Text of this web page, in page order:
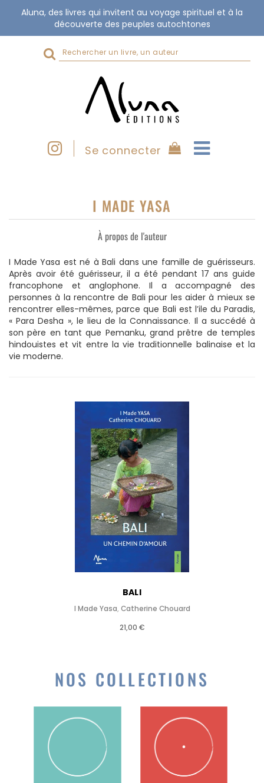
Aluna, des livres qui invitent au voyage spirituel et à la
découverte des peuples autochtones
Rechercher
sur
Se connecter
I MADE YASA
À propos de l'auteur
I Made Yasa est né à Bali dans une famille de guérisseurs.
Après avoir été guérisseur, il a été pendant 17 ans guide
francophone et anglophone. Il a accompagné des
personnes à la rencontre de Bali pour les aider à mieux se
rencontrer elles-mêmes, parce que Bali est l’ile du Paradis,
« Para Desha », le lieu de la Connaissance. Il a succédé à
son père en tant que Pemanku, grand prêtre de temples
hindouistes et vit entre la vie traditionnelle balinaise et la
vie moderne.
BALI
I Made Yasa, Catherine Chouard
21,00 €
NOS COLLECTIONS